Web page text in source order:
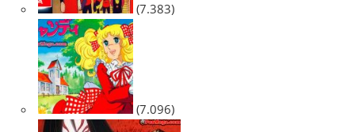
(7.383)
(7.096)